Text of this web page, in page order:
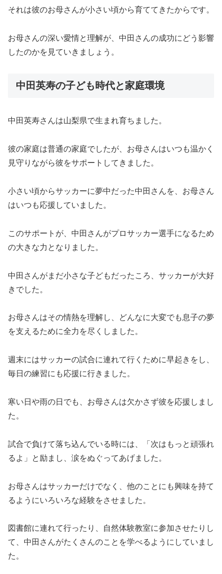
それは彼のお母さんが小さい頃から育ててきたからです。
お母さんの深い愛情と理解が、中田さんの成功にどう影響
したのかを見ていきましょう。
中田英寿の子ども時代と家庭環境
中田英寿さんは山梨県で生まれ育ちました。
彼の家庭は普通の家庭でしたが、お母さんはいつも温かく
見守りながら彼をサポートしてきました。
小さい頃からサッカーに夢中だった中田さんを、お母さん
はいつも応援していました。
このサポートが、中田さんがプロサッカー選手になるため
の大きな力となりました。
中田さんがまだ小さな子どもだったころ、サッカーが大好
きでした。
お母さんはその情熱を理解し、どんなに大変でも息子の夢
を支えるために全力を尽くしました。
週末にはサッカーの試合に連れて行くために早起きをし、
毎日の練習にも応援に行きました。
寒い日や雨の日でも、お母さんは欠かさず彼を応援しまし
た。
試合で負けて落ち込んでいる時には、「次はもっと頑張れ
るよ」と励まし、涙をぬぐってあげました。
お母さんはサッカーだけでなく、他のことにも興味を持て
るようにいろいろな経験をさせました。
図書館に連れて行ったり、自然体験教室に参加させたりし
て、中田さんがたくさんのことを学べるようにしていまし
た。